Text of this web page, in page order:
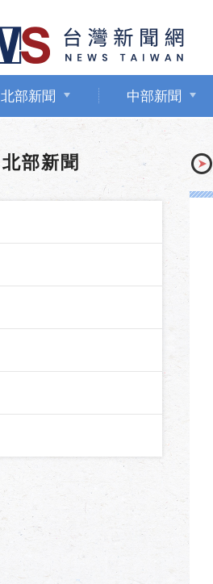
北部新聞 中部新聞
北部新聞